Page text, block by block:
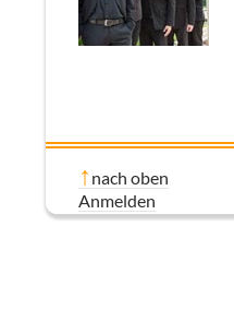
nach oben
Anmelden